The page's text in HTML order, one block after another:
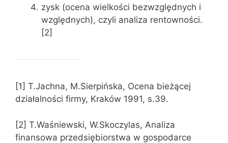
zysk (ocena wielkości bezwzględnych i
względnych), czyli analiza rentowności.
[2]
[1] T.Jachna, M.Sierpińska, Ocena bieżącej
działalności firmy, Kraków 1991, s.39.
[2] T.Waśniewski, W.Skoczylas, Analiza
finansowa przedsiębiorstwa w gospodarce